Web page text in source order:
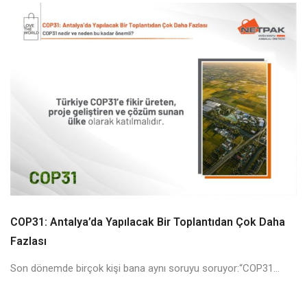
COP31: Antalya’da Yapılacak Bir Toplantıdan Çok Daha
Fazlası
Son dönemde birçok kişi bana aynı soruyu soruyor:“COP31...